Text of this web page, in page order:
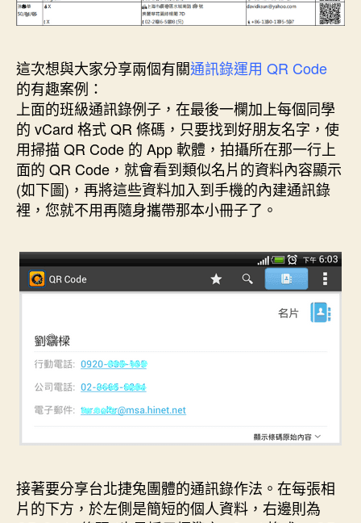
這次想與大家分享兩個有關通訊錄運用 QR Code
的有趣案例：
上面的班級通訊錄例子，在最後一欄加上每個同學
的 vCard 格式 QR 條碼，只要找到好朋友名字，使
用掃描 QR Code 的 App 軟體，拍攝所在那一行上
面的 QR Code，就會看到類似名片的資料內容顯示
(如下圖)，再將這些資料加入到手機的內建通訊錄
裡，您就不用再隨身攜帶那本小冊子了。
接著要分享台北捷兔團體的通訊錄作法。在每張相
片的下方，於左側是簡短的個人資料，右邊則為